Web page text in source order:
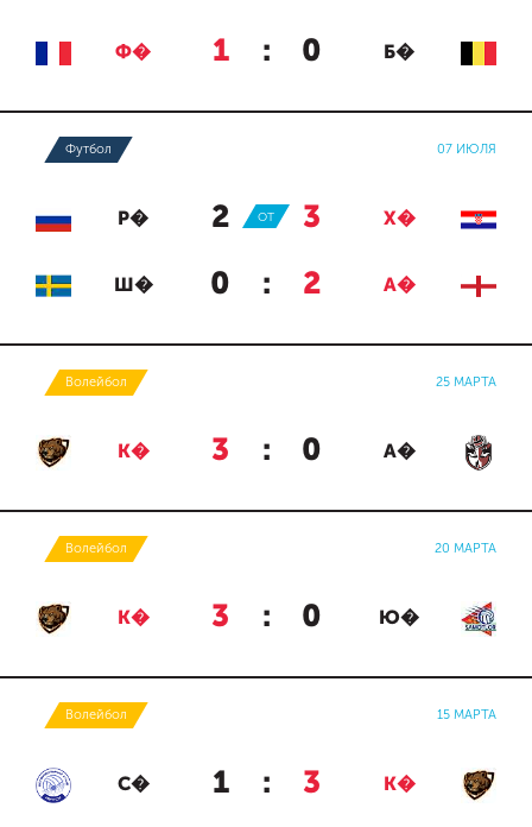
Ф� 1 : 0 Б�
Футбол 07 ИЮЛЯ
Р� 2 : 3 Х�
ОТ
Ш� 0 : 2 А�
Волейбол 25 МАРТА
К� 3 : 0 А�
Волейбол 20 МАРТА
К� 3 : 0 Ю�
Волейбол 15 МАРТА
С� 1 : 3 К�